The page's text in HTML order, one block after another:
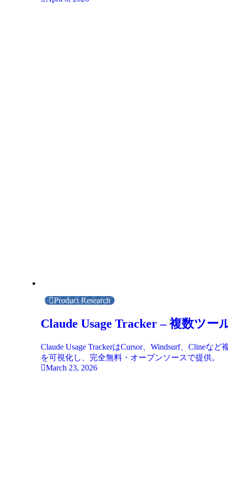
Product Research
Claude Usage Tracker – 複数ツ
Claude Usage TrackerはCursor、Windsurf、Cline
を可視化し、完全無料・オープンソースで提供。
March 23, 2026